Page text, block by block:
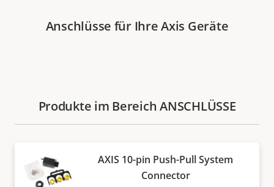
Anschlüsse für Ihre Axis Geräte
Produkte im Bereich ANSCHLÜSSE
AXIS 10-pin Push-Pull System
Connector